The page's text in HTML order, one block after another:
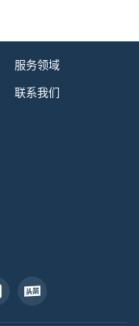
服务领域
联系我们